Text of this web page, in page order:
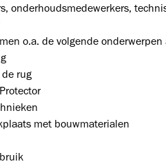
onderhoudsmedewerkers,
o.a. de volgende onderwerpen
rug
met bouwmaterialen